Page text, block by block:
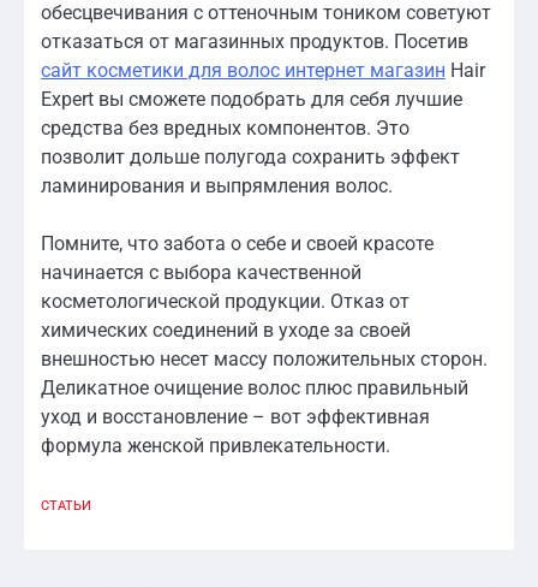
обесцвечивания с оттеночным тоником советуют
отказаться от магазинных продуктов. Посетив
сайт косметики для волос интернет магазин Hair
Expert вы сможете подобрать для себя лучшие
средства без вредных компонентов. Это
позволит дольше полугода сохранить эффект
ламинирования и выпрямления волос.
Помните, что забота о себе и своей красоте
начинается с выбора качественной
косметологической продукции. Отказ от
химических соединений в уходе за своей
внешностью несет массу положительных сторон.
Деликатное очищение волос плюс правильный
уход и восстановление – вот эффективная
формула женской привлекательности.
СТАТЬИ